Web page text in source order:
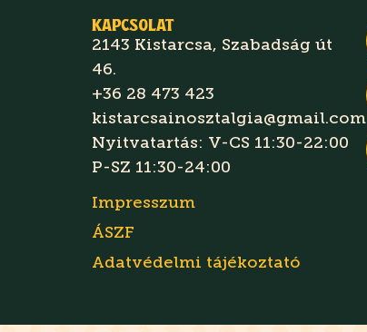
KAPCSOLAT
2143 Kistarcsa, Szabadság út
46.
+36 28 473 423
kistarcsainosztalgia@gmail.com
Nyitvatartás: V-CS 11:30-22:00
P-SZ 11:30-24:00
Impresszum
ÁSZF
Adatvédelmi tájékoztató